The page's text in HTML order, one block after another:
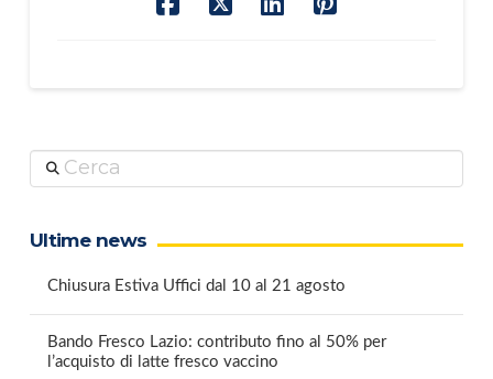
Cerca
Ultime news
Chiusura Estiva Uffici dal 10 al 21 agosto
Bando Fresco Lazio: contributo fino al 50% per
l’acquisto di latte fresco vaccino